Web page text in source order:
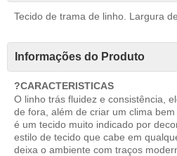
Tecido de trama de linho. Largura
Informações do Produto
?CARACTERISTICAS
O linho trás fluidez e consistência,
de fora, além de criar um clima
é um tecido muito indicado por
estilo de tecido que cabe em
deixa o ambiente com traços